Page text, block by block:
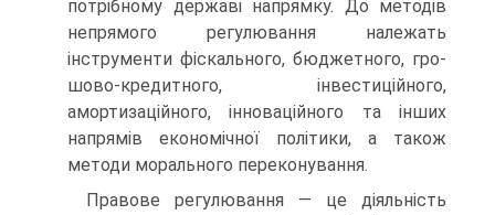
потрібному державі напрямку. До методів
непрямого ре­гулювання належать
інструменти фіскального, бюджетного, гро­
шово-кредитного, інвестиційного,
амортизаційного, інноваційно­го та інших
напрямів економічної політики, а також
методи морального переконування.
Правове регулювання — це діяльність